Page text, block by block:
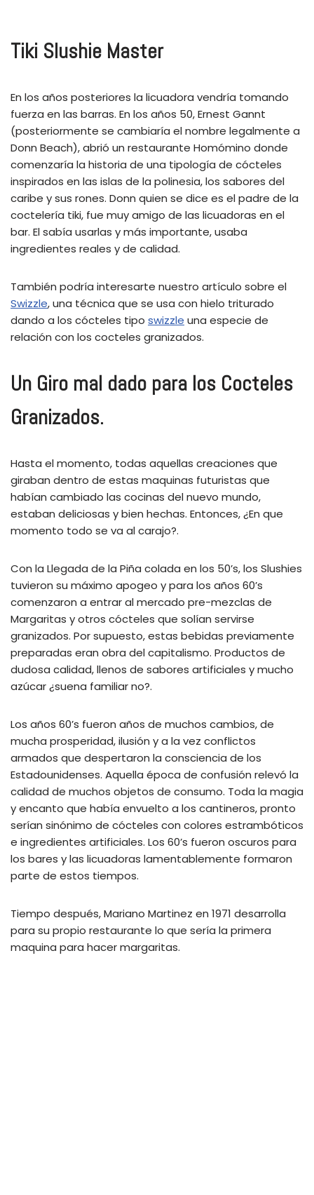
Tiki Slushie Master
En los años posteriores la licuadora vendría tomando
fuerza en las barras. En los años 50, Ernest Gannt
(posteriormente se cambiaría el nombre legalmente a
Donn Beach), abrió un restaurante Homómino donde
comenzaría la historia de una tipología de cócteles
inspirados en las islas de la polinesia, los sabores del
caribe y sus rones. Donn quien se dice es el padre de la
coctelería tiki, fue muy amigo de las licuadoras en el
bar. El sabía usarlas y más importante, usaba
ingredientes reales y de calidad.
También podría interesarte nuestro artículo sobre el
Swizzle, una técnica que se usa con hielo triturado
dando a los cócteles tipo swizzle una especie de
relación con los cocteles granizados.
Un Giro mal dado para los Cocteles
Granizados.
Hasta el momento, todas aquellas creaciones que
giraban dentro de estas maquinas futuristas que
habían cambiado las cocinas del nuevo mundo,
estaban deliciosas y bien hechas. Entonces, ¿En que
momento todo se va al carajo?.
Con la Llegada de la Piña colada en los 50’s, los Slushies
tuvieron su máximo apogeo y para los años 60’s
comenzaron a entrar al mercado pre-mezclas de
Margaritas y otros cócteles que solían servirse
granizados. Por supuesto, estas bebidas previamente
preparadas eran obra del capitalismo. Productos de
dudosa calidad, llenos de sabores artificiales y mucho
azúcar ¿suena familiar no?.
Los años 60’s fueron años de muchos cambios, de
mucha prosperidad, ilusión y a la vez conflictos
armados que despertaron la consciencia de los
Estadounidenses. Aquella época de confusión relevó la
calidad de muchos objetos de consumo. Toda la magia
y encanto que había envuelto a los cantineros, pronto
serían sinónimo de cócteles con colores estrambóticos
e ingredientes artificiales. Los 60’s fueron oscuros para
los bares y las licuadoras lamentablemente formaron
parte de estos tiempos.
Tiempo después, Mariano Martinez en 1971 desarrolla
para su propio restaurante lo que sería la primera
maquina para hacer margaritas.